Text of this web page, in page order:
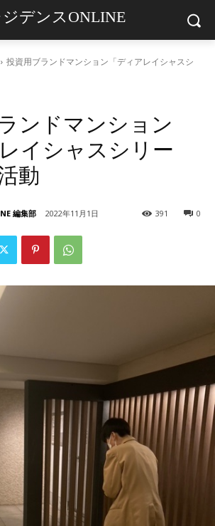
ジデンスONLINE
投資用ブランドマンション「ディアレイシャスシ
ンドマンション
レイシャスシリー
動
編集部 2022年11月1日 0
391